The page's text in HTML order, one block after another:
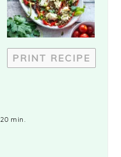
PRINT RECIPE
20 min.